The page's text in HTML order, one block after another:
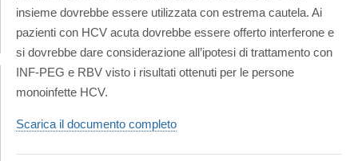
insieme dovrebbe essere utilizzata con estrema cautela. Ai
pazienti con HCV acuta dovrebbe essere offerto interferone e
si dovrebbe dare considerazione all’ipotesi di trattamento con
INF-PEG e RBV visto i risultati ottenuti per le persone
monoinfette HCV.
Scarica il documento completo